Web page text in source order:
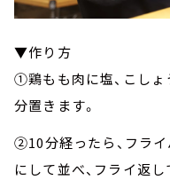
▼作り方
①鶏もも肉に塩、こしょ
分置きます。
②10分経ったら、フラ
にして並べ、フライ返